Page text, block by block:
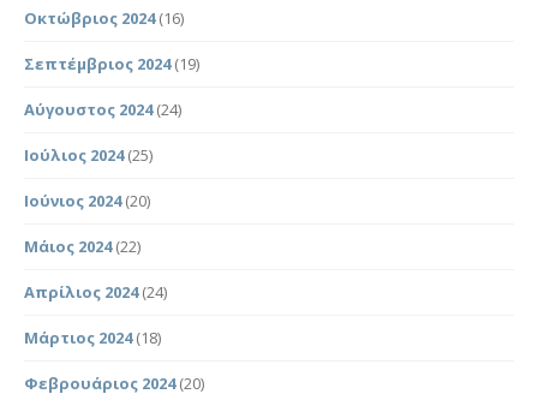
Οκτώβριος 2024(16)
Σεπτέμβριος 2024(19)
Αύγουστος 2024(24)
Ιούλιος 2024(25)
Ιούνιος 2024(20)
Μάιος 2024(22)
Απρίλιος 2024(24)
Μάρτιος 2024(18)
Φεβρουάριος 2024(20)